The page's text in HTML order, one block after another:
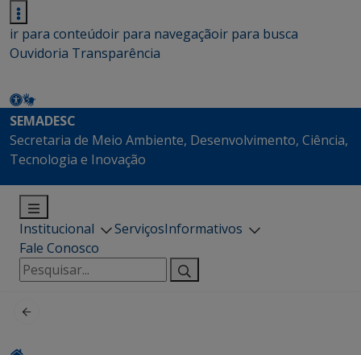
ir para conteúdoir para navegaçãoir para busca
Ouvidoria Transparência
SEMADESC
Secretaria de Meio Ambiente, Desenvolvimento, Ciência,
Tecnologia e Inovação
Institucional ServiçosInformativos
Fale Conosco
Pesquisar
por: